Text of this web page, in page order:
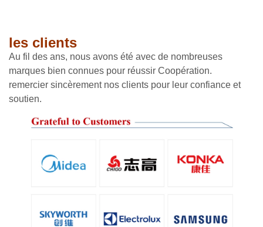
les clients
Au fil des ans, nous avons été avec de nombreuses
marques bien connues pour réussir Coopération.
remercier sincèrement nos clients pour leur confiance et
soutien.